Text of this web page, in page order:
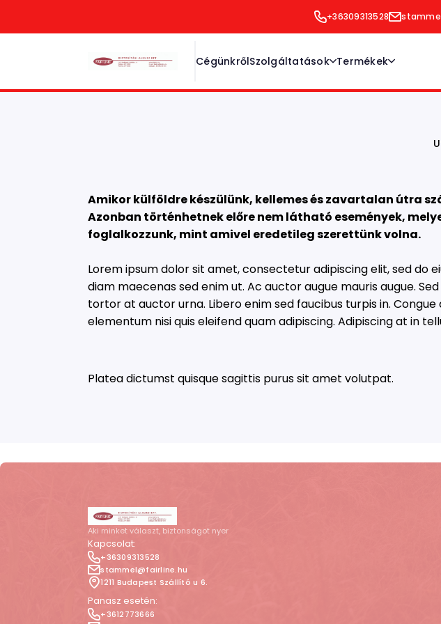
+36309313528
CégünkrőlSzolgáltatások Termékek
Amikor külföldre készülünk, kellemes és zavartalan útra
Azonban történhetnek előre nem látható események,
foglalkozzunk, mint amivel eredetileg szerettünk volna.
Lorem ipsum dolor sit amet, consectetur adipiscing elit, sed do
diam maecenas sed enim ut. Ac auctor augue mauris augue.
tortor at auctor urna. Libero enim sed faucibus turpis in.
elementum nisi quis eleifend quam adipiscing. Adipiscing at in
Platea dictumst quisque sagittis purus sit amet volutpat.
Aki minket választ, biztonságot nyer
Kapcsolat:
+36309313528
stammel@fairline.hu
1211 Budapest Szállító u 6.
Panasz esetén:
+3612773666